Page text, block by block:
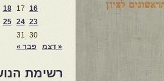
16
17
18
23
24
25
30
31
« דצמ
פבר »
רשימת